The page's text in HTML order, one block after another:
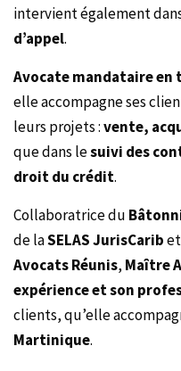
intervient également
d’appel.
Avocate mandataire
elle accompagne ses
leurs projets :vente,
que dans lesuivi des
droit du crédit.
Collaboratrice du
de laSELAS JurisCaribet
Avocats Réunis, Maître
expérience et son
clients, qu’elle
Martinique.